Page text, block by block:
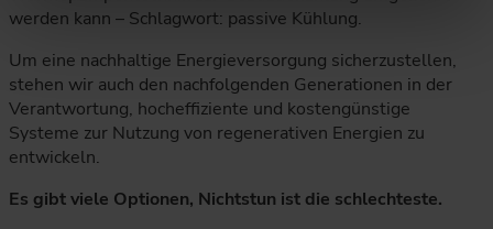
werden kann – Schlagwort: passive Kühlung.
Um eine nachhaltige Energieversorgung sicherzustellen,
stehen wir auch den nachfolgenden Generationen in der
Verantwortung, hocheffiziente und kostengünstige
Systeme zur Nutzung von regenerativen Energien zu
entwickeln.
Es gibt viele Optionen, Nichtstun ist die schlechteste.